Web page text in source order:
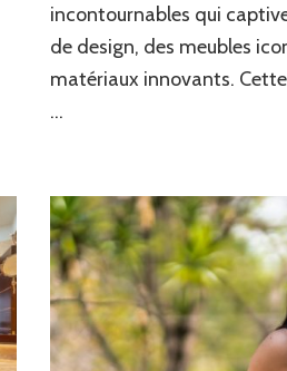
incontournables qui
de design, des meubles
matériaux innovants.
…